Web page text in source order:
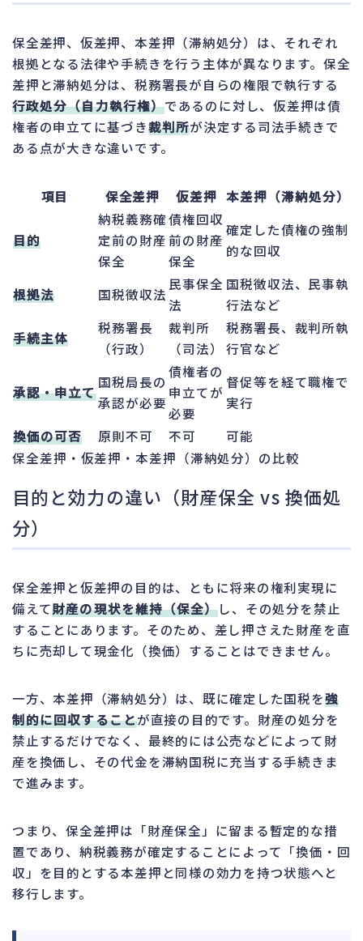
保全差押、仮差押、本差押（滞納処分）は、それぞれ
根拠となる法律や手続きを行う主体が異なります。保全
差押と滞納処分は、税務署長が自らの権限で執行する
行政処分（自力執行権）であるのに対し、仮差押は債
権者の申立てに基づき裁判所が決定する司法手続きで
ある点が大きな違いです。
項目 保全差押 仮差押 本差押（滞納処分）
目的
納税義務確
定前の財産
保全
債権回収
前の財産
保全
確定した債権の強制
的な回収
根拠法 国税徴収法
民事保全
法
国税徴収法、民事執
行法など
手続主体
税務署長
（行政）
裁判所
（司法）
税務署長、裁判所執
行官など
承認・申立て
国税局長の
承認が必要
債権者の
申立てが
必要
督促等を経て職権で
実行
換価の可否
原則不可 不可
可能
保全差押・仮差押・本差押（滞納処分）の比較
目的と効力の違い（財産保全 vs 換価処
分）
保全差押と仮差押の目的は、ともに将来の権利実現に
備えて財産の現状を維持（保全）し、その処分を禁止
することにあります。そのため、差し押さえた財産を直
ちに売却して現金化（換価）することはできません。
一方、本差押（滞納処分）は、既に確定した国税を強
制的に回収することが直接の目的です。財産の処分を
禁止するだけでなく、最終的には公売などによって財
産を換価し、その代金を滞納国税に充当する手続きま
で進みます。
つまり、保全差押は「財産保全」に留まる暫定的な措
置であり、納税義務が確定することによって「換価・回
収」を目的とする本差押と同様の効力を持つ状態へと
移行します。